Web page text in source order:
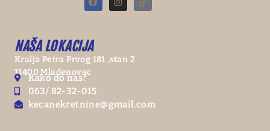
NAŠA LOKACIJA
Kralja Petra Prvog 181 ,stan 2
11400 Mladenovac
Kako do nas?
063/ 82-32-015
kecanekretnine@gmail.com